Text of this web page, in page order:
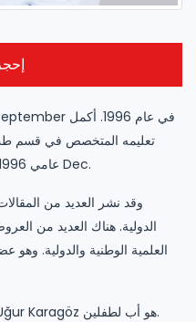
تعليمه المتخصص في قسم طب
عامي 1996-2001 وحصل على لقب طبيب العيون Dec.
وقد نشر العديد من
الدولية. هناك العديد من
العلمية الوطنية والدولية.
يتحدث الإنجليزية جيدا ، Opr. الدكتور Uğur Karagöz هو أب لطفلين.